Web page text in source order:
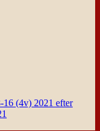
16 (4v) 2021 efter